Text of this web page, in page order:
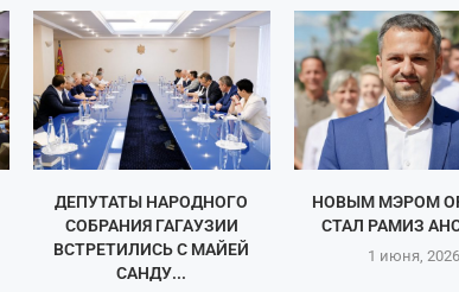
ДЕПУТАТЫ НАРОДНОГО
СОБРАНИЯ ГАГАУЗИИ
ВСТРЕТИЛИСЬ С МАЙЕЙ
САНДУ...
НОВЫМ МЭРОМ
СТАЛ РАМИЗ
1 июня, 2026